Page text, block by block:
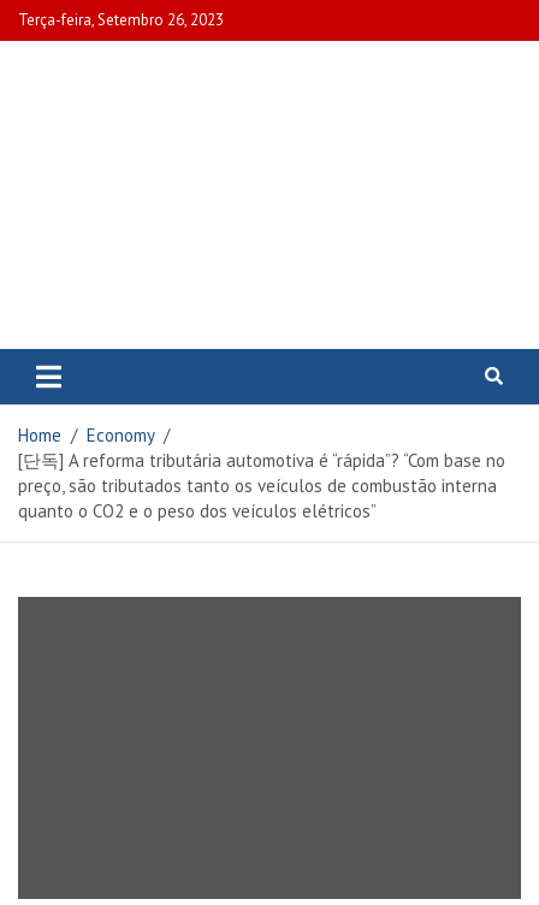
Skip
to
Terça-feira, Setembro 26, 2023
www.portalcascais.pt
recentes e veja programas de TV,
reportagens e podcasts
www.portalcascais.pt
Home
Economy
[단독] A reforma tributária automotiva é “rápida”? “Com base no
preço, são tributados tanto os veículos de combustão interna
quanto o CO2 e o peso dos veículos elétricos”